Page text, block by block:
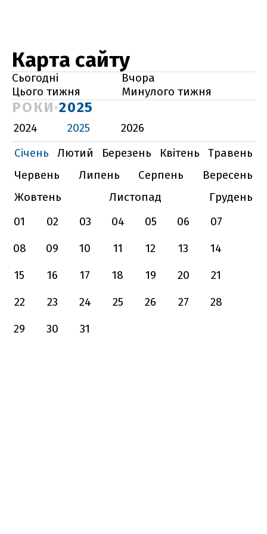
Карта сайту
Сьогодні
Вчора
Цього тижня
Минулого тижня
РОКИ 2025
2024 2025
2026
Січень
Лютий Березень Квітень
Травень
Червень
Липень Серпень
Вересень
Жовтень
Листопад
Грудень
01
02 03 04 05 06
07
08
09 10 11 12 13
14
15
16 17 18 19 20
21
22
23 24 25 26 27
28
29
30 31